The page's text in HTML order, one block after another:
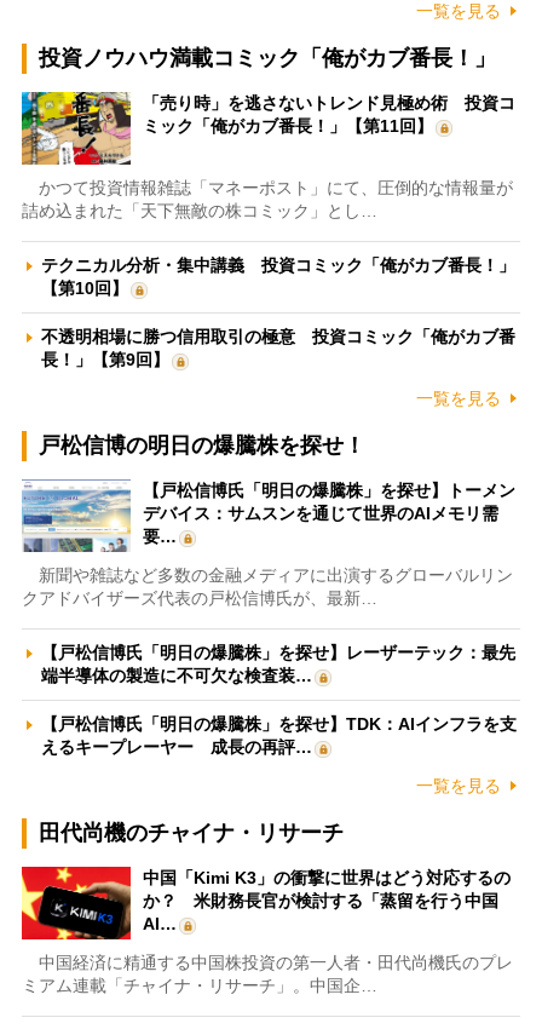
一覧を見る
投資ノウハウ満載コミック「俺がカブ番長！」
「売り時」を逃さないトレンド見極め術 投資コ
ミック「俺がカブ番長！」【第11回】
かつて投資情報雑誌「マネーポスト」にて、圧倒的な情報量が
詰め込まれた「天下無敵の株コミック」とし…
テクニカル分析・集中講義 投資コミック「俺がカブ番長！」
【第10回】
不透明相場に勝つ信用取引の極意 投資コミック「俺がカブ番
長！」【第9回】
一覧を見る
戸松信博の明日の爆騰株を探せ！
【戸松信博氏「明日の爆騰株」を探せ】トーメン
デバイス：サムスンを通じて世界のAIメモリ需
要…
新聞や雑誌など多数の金融メディアに出演するグローバルリン
クアドバイザーズ代表の戸松信博氏が、最新…
【戸松信博氏「明日の爆騰株」を探せ】レーザーテック：最先
端半導体の製造に不可欠な検査装…
【戸松信博氏「明日の爆騰株」を探せ】TDK：AIインフラを支
えるキープレーヤー 成長の再評…
一覧を見る
田代尚機のチャイナ・リサーチ
中国「Kimi K3」の衝撃に世界はどう対応するの
か？ 米財務長官が検討する「蒸留を行う中国
AI…
中国経済に精通する中国株投資の第一人者・田代尚機氏のプレ
ミアム連載「チャイナ・リサーチ」。中国企…